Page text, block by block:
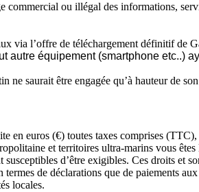
commercial ou illégal des informations,
via l’offre de téléchargement définitif de
autre équipement (smartphone etc..)
ne saurait être engagée qu’à hauteur de
en euros (€) toutes taxes comprises
et territoires ultra-marins vous
d’être exigibles. Ces droits et
de déclarations que de paiements
locales.